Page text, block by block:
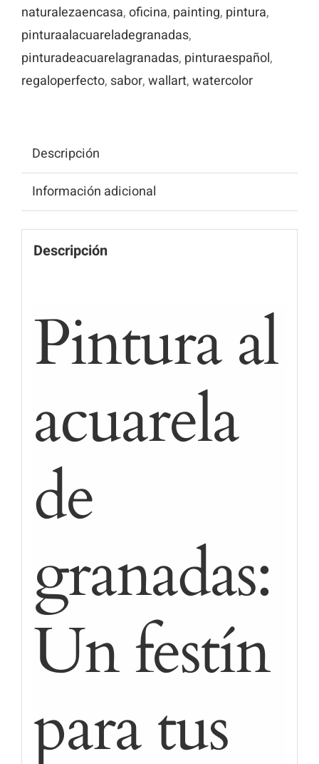
naturalezaencasa,oficina, painting, pintura,
pinturaalacuareladegranadas,
pinturadeacuarelagranadas, pinturaespañol,
regaloperfecto, sabor,wallart,watercolor
Descripción
Información adicional
Descripción
Pintura al
acuarela
de
granadas:
Un festín
para tus